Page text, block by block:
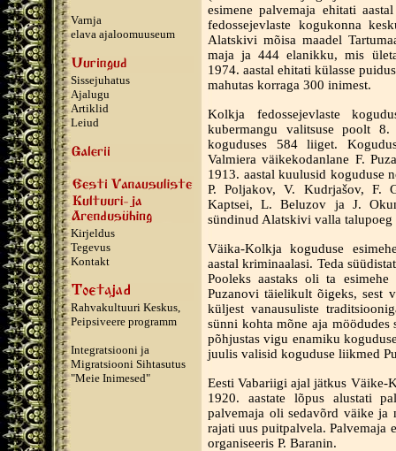
Varnja
elava ajaloomuuseum
Sissejuhatus
Ajalugu
Artiklid
Leiud
Kirjeldus
Tegevus
Kontakt
Rahvakultuuri Keskus,
Peipsiveere programm
Integratsiooni ja
Migratsiooni Sihtasutus
"Meie Inimesed"
esimene palvemaja ehitati
fedossejevlaste kogukonna
Alatskivi mõisa maadel
maja ja 444 elanikku, mis
1974. aastal ehitati külasse
mahutas korraga 300 inimest.
Kolkja fedossejevlaste
kubermangu valitsuse poolt
koguduses 584 liiget.
Valmiera väikekodanlane F.
1913. aastal kuulusid koguduse
P. Poljakov, V. Kudrjašov, F.
Kaptsei, L. Beluzov ja J.
sündinud Alatskivi valla
Väika-Kolkja koguduse
aastal kriminaalasi. Teda
Pooleks aastaks oli ta
Puzanovi täielikult õigeks, sest
küljest vanausuliste
sünni kohta mõne aja möödudes
põhjustas vigu enamiku
juulis valisid koguduse liikmed
Eesti Vabariigi ajal jätkus Väike-
1920. aastate lõpus alustati
palvemaja oli sedavõrd väike ja
rajati uus puitpalvela. Palvemaja
organiseeris P. Baranin.